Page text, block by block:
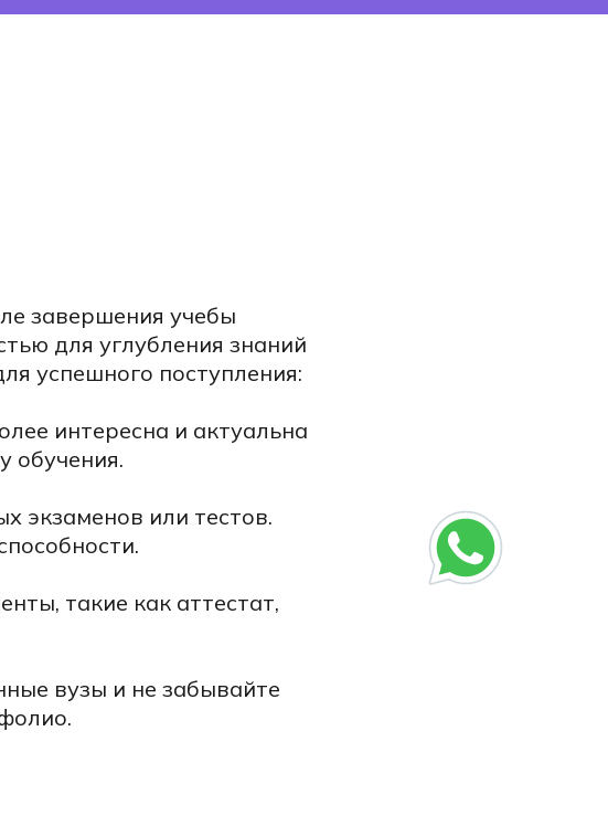
завершения учебы
для углубления знаний
успешного поступления:
интересна и актуальна
обучения.
экзаменов или тестов.
такие как аттестат,
вузы и не забывайте